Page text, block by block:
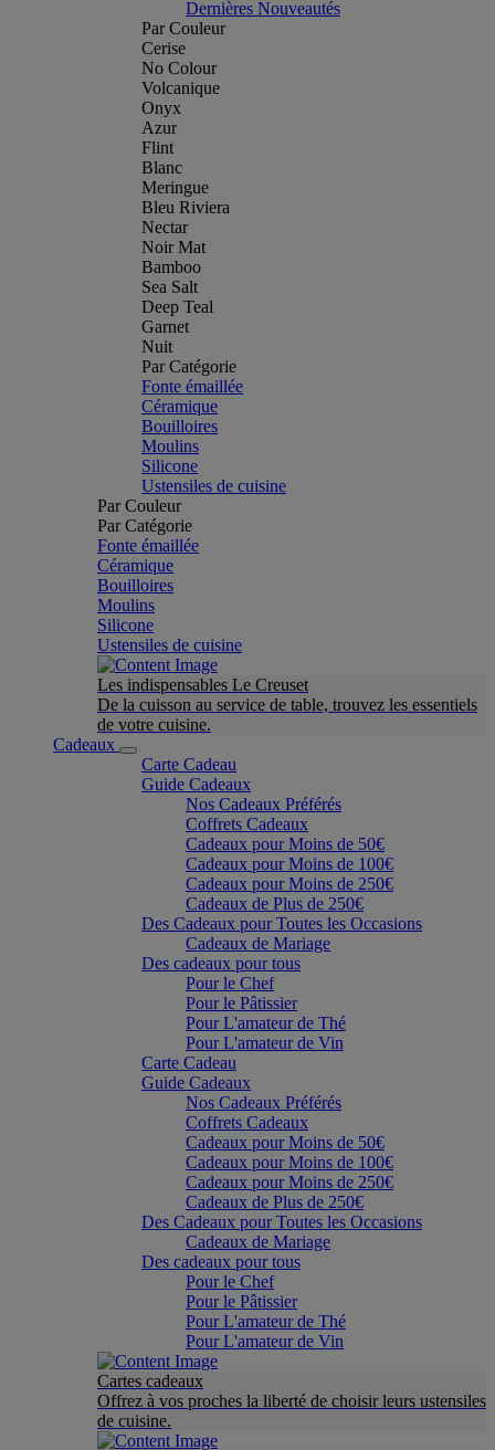
Dernières Nouveautés
Par Couleur
Cerise
No Colour
Volcanique
Onyx
Azur
Flint
Blanc
Meringue
Bleu Riviera
Nectar
Noir Mat
Bamboo
Sea Salt
Deep Teal
Garnet
Nuit
Par Catégorie
Fonte émaillée
Céramique
Bouilloires
Moulins
Silicone
Ustensiles de cuisine
Par Couleur
Par Catégorie
Fonte émaillée
Céramique
Bouilloires
Moulins
Silicone
Ustensiles de cuisine
Les indispensables Le Creuset
De la cuisson au service de table, trouvez les essentiels
de votre cuisine.
Cadeaux
Carte Cadeau
Guide Cadeaux
Nos Cadeaux Préférés
Coffrets Cadeaux
Cadeaux pour Moins de 50€
Cadeaux pour Moins de 100€
Cadeaux pour Moins de 250€
Cadeaux de Plus de 250€
Des Cadeaux pour Toutes les Occasions
Cadeaux de Mariage
Des cadeaux pour tous
Pour le Chef
Pour le Pâtissier
Pour L'amateur de Thé
Pour L'amateur de Vin
Carte Cadeau
Guide Cadeaux
Nos Cadeaux Préférés
Coffrets Cadeaux
Cadeaux pour Moins de 50€
Cadeaux pour Moins de 100€
Cadeaux pour Moins de 250€
Cadeaux de Plus de 250€
Des Cadeaux pour Toutes les Occasions
Cadeaux de Mariage
Des cadeaux pour tous
Pour le Chef
Pour le Pâtissier
Pour L'amateur de Thé
Pour L'amateur de Vin
Cartes cadeaux
Offrez à vos proches la liberté de choisir leurs ustensiles
de cuisine.